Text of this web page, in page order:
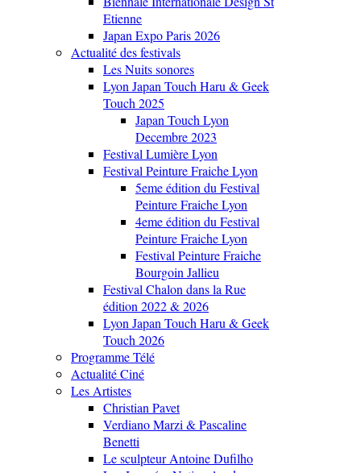
Etienne
Japan Expo Paris 2026
Actualité des festivals
Les Nuits sonores
Lyon Japan Touch Haru & Geek
Touch 2025
Japan Touch Lyon
Decembre 2023
Festival Lumière Lyon
Festival Peinture Fraiche Lyon
5eme édition du Festival
Peinture Fraiche Lyon
4eme édition du Festival
Peinture Fraiche Lyon
Festival Peinture Fraiche
Bourgoin Jallieu
Festival Chalon dans la Rue
édition 2022 & 2026
Lyon Japan Touch Haru & Geek
Touch 2026
Programme Télé
Actualité Ciné
Les Artistes
Christian Pavet
Verdiano Marzi & Pascaline
Benetti
Le sculpteur Antoine Dufilho